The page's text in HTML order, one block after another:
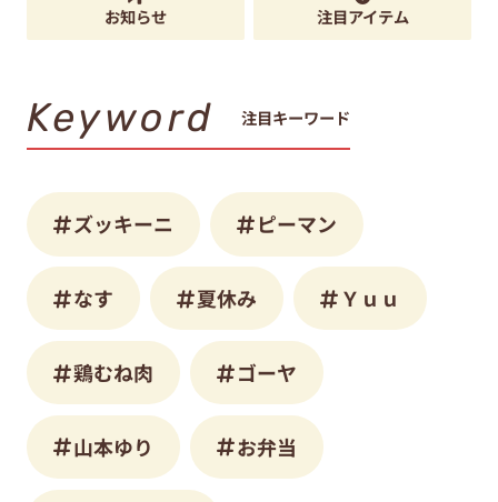
お知らせ 注目アイテム
Keyword 注目キーワード
ズッキーニ ピーマン
なす 夏休み Ｙｕｕ
鶏むね肉 ゴーヤ
山本ゆり お弁当